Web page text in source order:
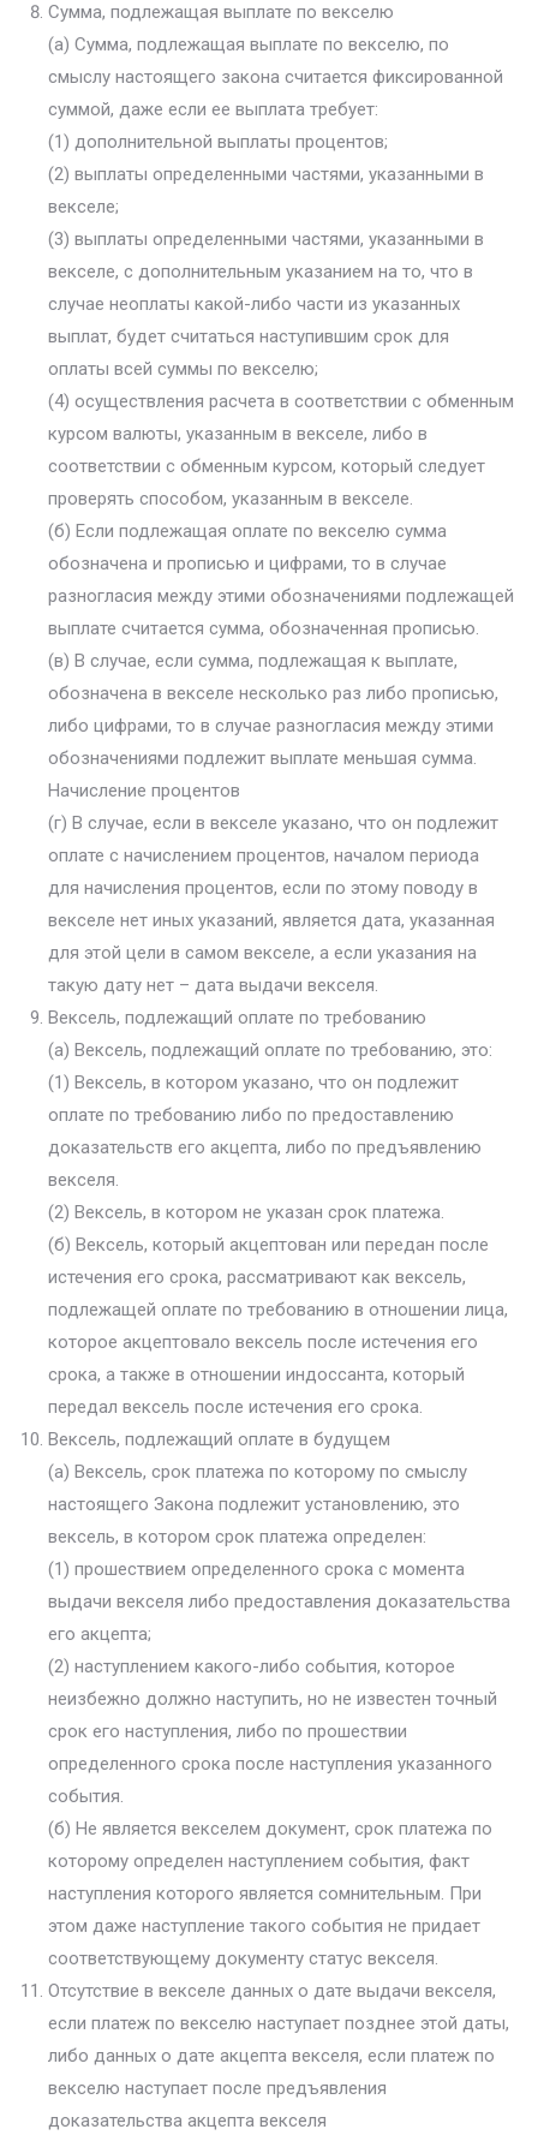
Сумма, подлежащая выплате по векселю
(а) Сумма, подлежащая выплате по векселю, по
смыслу настоящего закона считается фиксированной
суммой, даже если ее выплата требует:
(1) дополнительной выплаты процентов;
(2) выплаты определенными частями, указанными в
векселе;
(3) выплаты определенными частями, указанными в
векселе, с дополнительным указанием на то, что в
случае неоплаты какой-либо части из указанных
выплат, будет считаться наступившим срок для
оплаты всей суммы по векселю;
(4) осуществления расчета в соответствии с обменным
курсом валюты, указанным в векселе, либо в
соответствии с обменным курсом, который следует
проверять способом, указанным в векселе.
(б) Если подлежащая оплате по векселю сумма
обозначена и прописью и цифрами, то в случае
разногласия между этими обозначениями подлежащей
выплате считается сумма, обозначенная прописью.
(в) В случае, если сумма, подлежащая к выплате,
обозначена в векселе несколько раз либо прописью,
либо цифрами, то в случае разногласия между этими
обозначениями подлежит выплате меньшая сумма.
Начисление процентов
(г) В случае, если в векселе указано, что он подлежит
оплате с начислением процентов, началом периода
для начисления процентов, если по этому поводу в
векселе нет иных указаний, является дата, указанная
для этой цели в самом векселе, а если указания на
такую дату нет – дата выдачи векселя.
Вексель, подлежащий оплате по требованию
(а) Вексель, подлежащий оплате по требованию, это:
(1) Вексель, в котором указано, что он подлежит
оплате по требованию либо по предоставлению
доказательств его акцепта, либо по предъявлению
векселя.
(2) Вексель, в котором не указан срок платежа.
(б) Вексель, который акцептован или передан после
истечения его срока, рассматривают как вексель,
подлежащей оплате по требованию в отношении лица,
которое акцептовало вексель после истечения его
срока, а также в отношении индоссанта, который
передал вексель после истечения его срока.
Вексель, подлежащий оплате в будущем
(а) Вексель, срок платежа по которому по смыслу
настоящего Закона подлежит установлению, это
вексель, в котором срок платежа определен:
(1) прошествием определенного срока с момента
выдачи векселя либо предоставления доказательства
его акцепта;
(2) наступлением какого-либо события, которое
неизбежно должно наступить, но не известен точный
срок его наступления, либо по прошествии
определенного срока после наступления указанного
события.
(б) Не является векселем документ, срок платежа по
которому определен наступлением события, факт
наступления которого является сомнительным. При
этом даже наступление такого события не придает
соответствующему документу статус векселя.
Отсутствие в векселе данных о дате выдачи векселя,
если платеж по векселю наступает позднее этой даты,
либо данных о дате акцепта векселя, если платеж по
векселю наступает после предъявления
доказательства акцепта векселя